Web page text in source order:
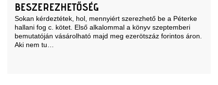
BESZEREZHETŐSÉG
Sokan kérdeztétek, hol, mennyiért szerezhető be a Péterke
hallani fog c. kötet. Első alkalommal a könyv szeptemberi
bemutatóján vásárolható majd meg ezerötszáz forintos áron.
Aki nem tu…